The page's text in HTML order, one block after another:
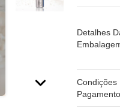
Detalhes
Condições